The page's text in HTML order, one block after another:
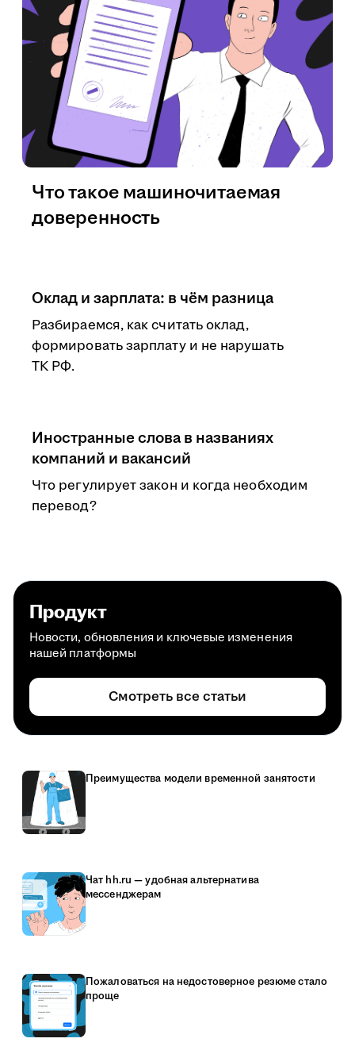
Оклад и зарплата: в чём разница
Разбираемся, как считать оклад,
формировать зарплату и не нарушать
ТК РФ.
Иностранные слова в названиях
компаний и вакансий
Что регулирует закон и когда необходим
перевод?
Что такое машиночитаемая
доверенность
Продукт
Новости, обновления и ключевые изменения
нашей платформы
Смотреть все статьи
Преимущества модели временной занятости
Чат hh.ru — удобная альтернатива
мессенджерам
Пожаловаться на недостоверное резюме стало
проще